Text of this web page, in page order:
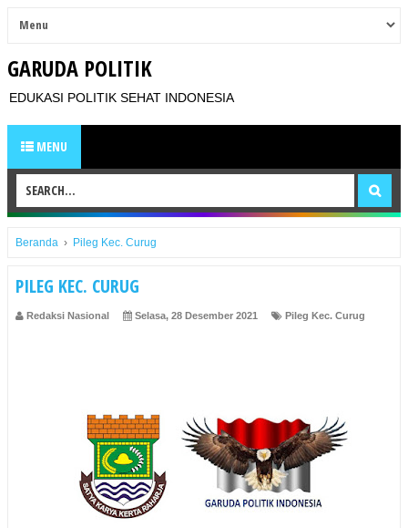
GARUDA POLITIK
EDUKASI POLITIK SEHAT INDONESIA
MENU
Beranda › Pileg Kec. Curug
PILEG KEC. CURUG
Redaksi Nasional Selasa, 28 Desember 2021 Pileg Kec. Curug